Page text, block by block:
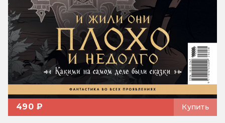
490 ₽ Купить